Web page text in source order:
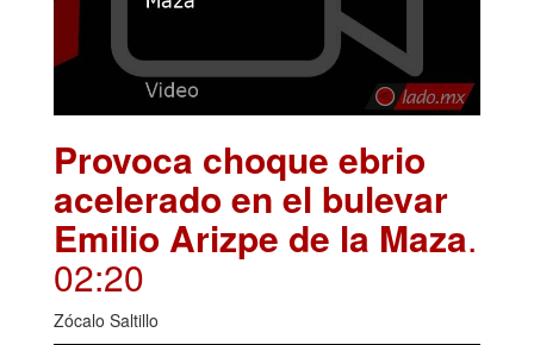
Provoca choque ebrio
acelerado en el bulevar
Emilio Arizpe de la Maza.
02:20
Zócalo Saltillo